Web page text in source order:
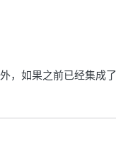
，如果之前已经集成了